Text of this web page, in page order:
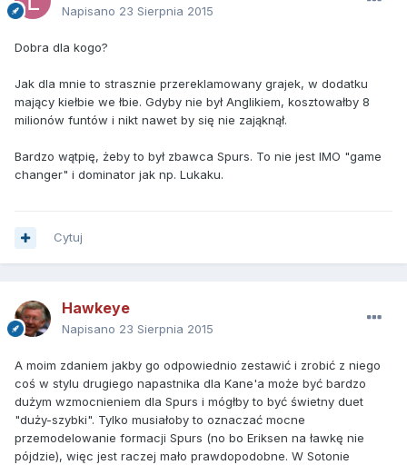
Napisano 23 Sierpnia 2015
Dobra dla kogo?
Jak dla mnie to strasznie przereklamowany grajek, w dodatku
mający kiełbie we łbie. Gdyby nie był Anglikiem, kosztowałby 8
milionów funtów i nikt nawet by się nie zająknął.
Bardzo wątpię, żeby to był zbawca Spurs. To nie jest IMO "game
changer" i dominator jak np. Lukaku.
Cytuj
Hawkeye
Napisano 23 Sierpnia 2015
A moim zdaniem jakby go odpowiednio zestawić i zrobić z niego
coś w stylu drugiego napastnika dla Kane'a może być bardzo
dużym wzmocnieniem dla Spurs i mógłby to być świetny duet
"duży-szybki". Tylko musiałoby to oznaczać mocne
przemodelowanie formacji Spurs (no bo Eriksen na ławkę nie
pójdzie), więc jest raczej mało prawdopodobne. W Sotonie